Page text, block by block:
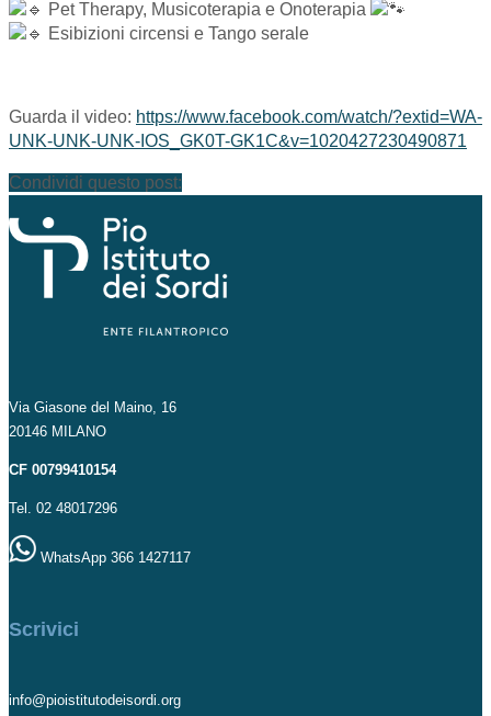
Pet Therapy, Musicoterapia e Onoterapia
Esibizioni circensi e Tango serale
Guarda il video: https://www.facebook.com/watch/?extid=WA-
UNK-UNK-UNK-IOS_GK0T-GK1C&v=1020427230490871
Condividi questo post:
Via Giasone del Maino, 16
20146 MILANO
CF 00799410154
Tel. 02 48017296
WhatsApp 366 1427117
Scrivici
info@pioistitutodeisordi.org